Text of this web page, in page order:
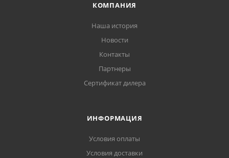
КОМПАНИЯ
Наша история
Новости
Контакты
Партнеры
Сертификат дилера
ИНФОРМАЦИЯ
Условия оплаты
Условия доставки